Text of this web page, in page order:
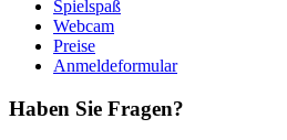
Spielspaß
Webcam
Preise
Anmeldeformular
Haben Sie Fragen?